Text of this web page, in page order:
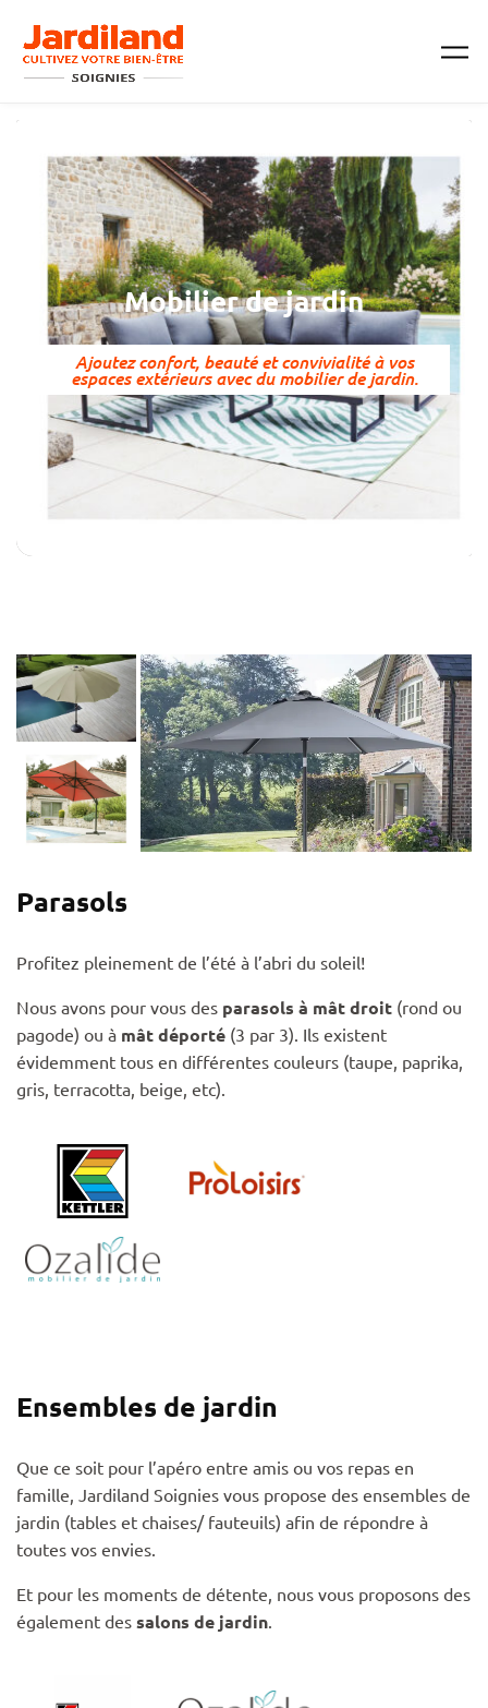
Mobilier de jardin
Ajoutez confort, beauté et convivialité à vos
espaces extérieurs avec du mobilier de jardin.
Parasols
Profitez pleinement de l’été à l’abri du soleil!
Nous avons pour vous des parasols à mât droit (rond ou
pagode) ou à mât déporté (3 par 3). Ils existent
évidemment tous en différentes couleurs (taupe, paprika,
gris, terracotta, beige, etc).
Ensembles de jardin
Que ce soit pour l’apéro entre amis ou vos repas en
famille, Jardiland Soignies vous propose des ensembles de
jardin (tables et chaises/ fauteuils) afin de répondre à
toutes vos envies.
Et pour les moments de détente, nous vous proposons des
également des salons de jardin